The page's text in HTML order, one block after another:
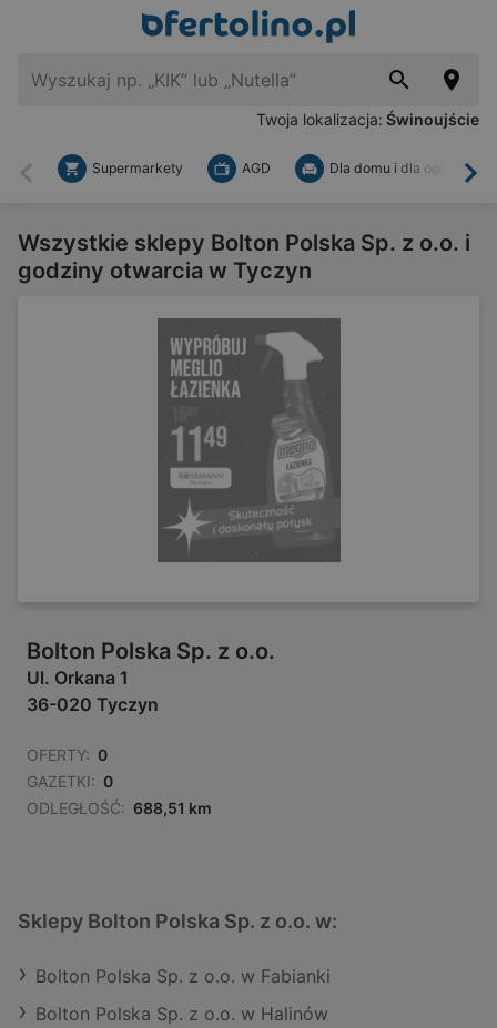
Twoja lokalizacja: Świnoujście
Wstecz
Supermarkety AGD Dla domu i dla ogrodu
Wszystkie sklepy Bolton Polska Sp. z o.o. i
godziny otwarcia w Tyczyn
Bolton Polska Sp. z o.o.
Ul. Orkana 1
36-020 Tyczyn
OFERTY: 0
GAZETKI: 0
ODLEGŁOŚĆ: 688,51 km
Sklepy Bolton Polska Sp. z o.o. w:
Bolton Polska Sp. z o.o. w Fabianki
Bolton Polska Sp. z o.o. w Halinów